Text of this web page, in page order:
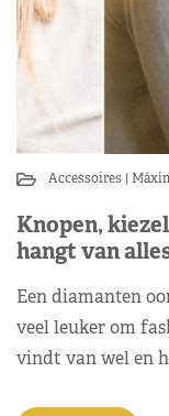
Accessoires
Knopen,
hangt van
Een diamanten
veel leuker om
vindt van wel en